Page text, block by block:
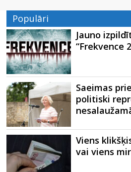
Populāri
Jauno
“Frekvence
Saeimas
politiski
Viens
vai viens